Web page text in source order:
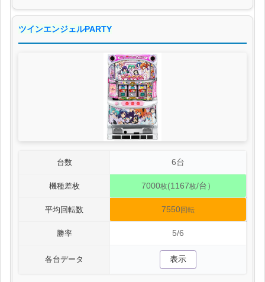
ツインエンジェルPARTY
台数 6台
機種差枚 7000枚(1167枚/台）
平均回転数 7550回転
勝率 5/6
各台データ 表示